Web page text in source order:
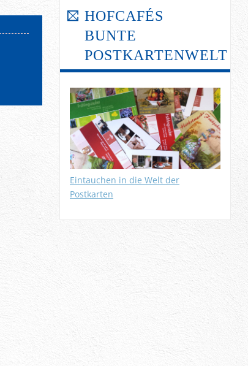
HOFCAFÉS
BUNTE
POSTKARTENWELT
Eintauchen in die Welt der
Postkarten